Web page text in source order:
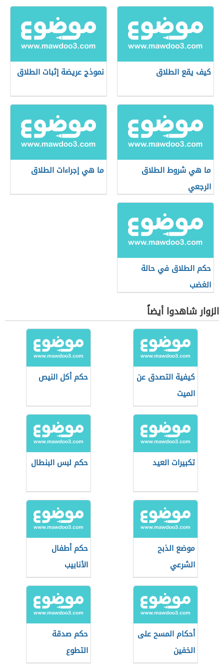
كيف يقع الطلاق نموذج عريضة إثبات الطلاق
ما هي شروط الطلاق
الرجعي
ما هي إجراءات الطلاق
حكم الطلاق في حالة
الغضب
الزوار شاهدوا أيضاً
كيفية التصدق عن
الميت
حكم أكل النيص
تكبيرات العيد حكم لبس البنطال
موضع الذبح
الشرعي
حكم أطفال
الأنابيب
أحكام المسح على
الخفين
حكم صدقة
التطوع